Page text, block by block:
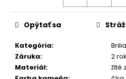
Kategória:
Záruka:
2
Materiál:
žlté
Opýtať sa